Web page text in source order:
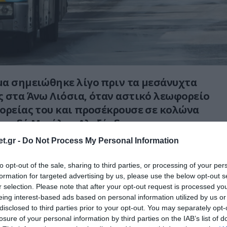
- Do Not Process My Personal Information
opt-out of the sale, sharing to third parties, or processing of your
for targeted advertising by us, please use the below opt-out
selection. Please note that after your opt-out request is processed
interest-based ads based on personal information utilized by us
to third parties prior to your opt-out. You may separately
of your personal information by third parties on the IAB’s list of
σημειώθηκε λίγο πριν τα μεσάνυχτα
στα Άνω Λιόσια, όταν αστικό λεωφορείο
του και προσέκρουσε σε κολώνα
οδό Μεγάλου Αλεξάνδρου.
τραυματίστηκαν ελαφρά τρεις επιβάτες, οι
άμεσα πρώτες βοήθειες και μεταφέρθηκαν
«Ερυθρός Σταυρός».
διερευνούν τα αίτια του συμβάντος.